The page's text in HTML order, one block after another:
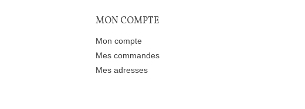
MON COMPTE
Mon compte
Mes commandes
Mes adresses